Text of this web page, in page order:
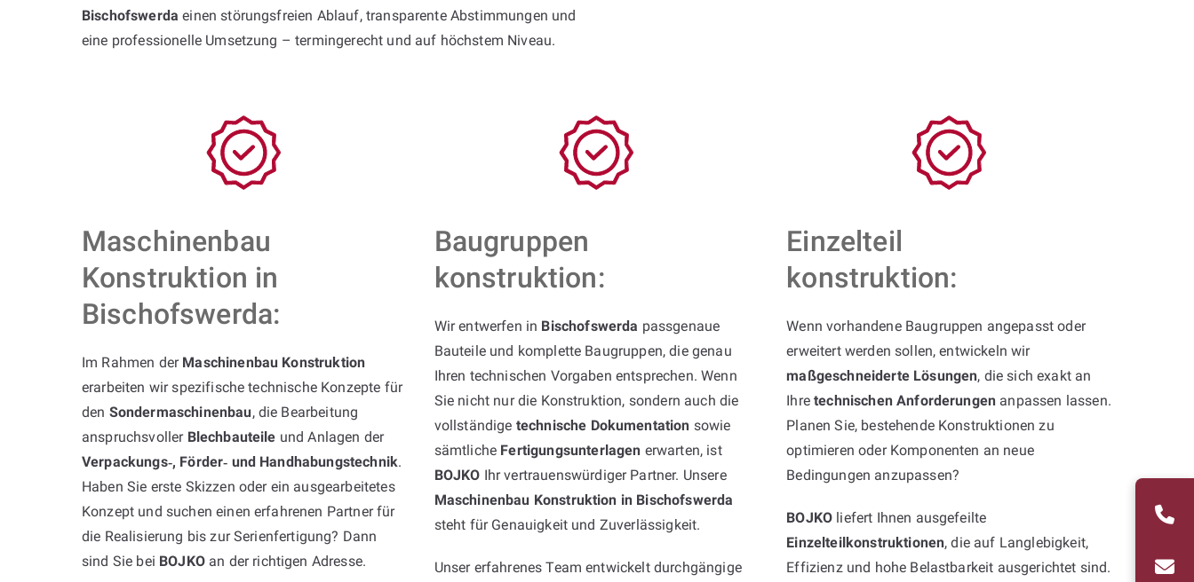
Bischofswerda einen störungsfreien Ablauf, transparente Abstimmungen und
eine professionelle Umsetzung – termingerecht und auf höchstem Niveau.
Maschinenbau
Konstruktion in
Bischofswerda:
Im Rahmen der Maschinenbau Konstruktion
erarbeiten wir spezifische technische Konzepte für
den Sondermaschinenbau, die Bearbeitung
anspruchsvoller Blechbauteile und Anlagen der
Verpackungs‑, Förder‑ und Handhabungstechnik.
Haben Sie erste Skizzen oder ein ausgearbeitetes
Konzept und suchen einen erfahrenen Partner für
die Realisierung bis zur Serienfertigung? Dann
sind Sie bei BOJKOan der richtigen Adresse.
Baugruppen
konstruktion:
Wir entwerfen in Bischofswerda passgenaue
Bauteile und komplette Baugruppen, die genau
Ihren technischen Vorgaben entsprechen. Wenn
Sie nicht nur die Konstruktion, sondern auch die
vollständige technische Dokumentation sowie
sämtliche Fertigungsunterlagen erwarten, ist
BOJKO Ihr vertrauenswürdiger Partner. Unsere
Maschinenbau Konstruktion in Bischofswerda
steht für Genauigkeit und Zuverlässigkeit.
Unser erfahrenes Team entwickelt durchgängige
Einzelteil
konstruktion:
Wenn vorhandene Baugruppen angepasst oder
erweitert werden sollen, entwickeln wir
maßgeschneiderte Lösungen, die sich exakt an
Ihretechnischen Anforderungen anpassen lassen.
Planen Sie, bestehende Konstruktionen zu
optimieren oder Komponenten an neue
Bedingungen anzupassen?
BOJKO liefert Ihnen ausgefeilte
Einzelteilkonstruktionen, die auf Langlebigkeit,
Effizienz und hohe Belastbarkeit ausgerichtet sind.